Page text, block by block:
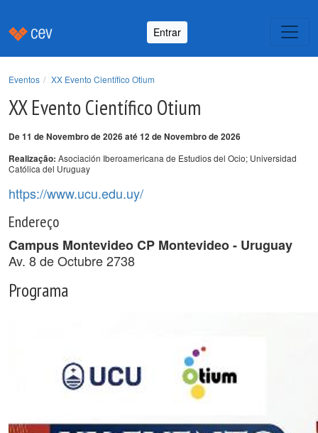
Entrar
Eventos XX Evento Científico Otium
XX Evento Científico Otium
De 11 de Novembro de 2026 até 12 de Novembro de 2026
Realização: Asociación Iberoamericana de Estudios del Ocio; Universidad
Católica del Uruguay
https://www.ucu.edu.uy/
Endereço
Campus Montevideo CP Montevideo - Uruguay
Av. 8 de Octubre 2738
Programa